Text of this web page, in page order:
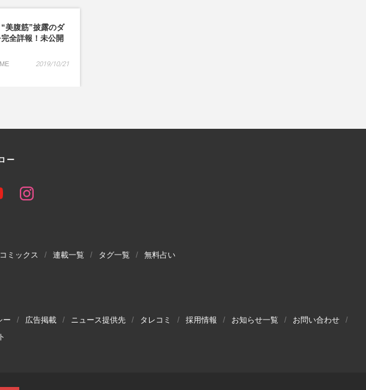
美腹筋”披露のダ
全詳報！未公開
2019/10/21
ー
コミックス 連載一覧 タグ一覧 無料占い
ー 広告掲載 ニュース提供先 タレコミ 採用情報 お知らせ一覧
お問い合わせ